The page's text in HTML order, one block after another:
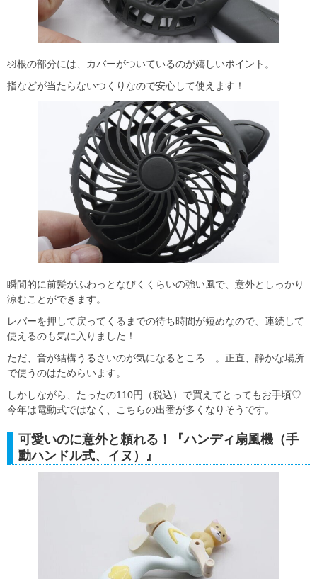
羽根の部分には、カバーがついているのが嬉しいポイント。
指などが当たらないつくりなので安心して使えます！
瞬間的に前髪がふわっとなびくくらいの強い風で、意外としっかり
涼むことができます。
レバーを押して戻ってくるまでの待ち時間が短めなので、連続して
使えるのも気に入りました！
ただ、音が結構うるさいのが気になるところ…。正直、静かな場所
で使うのはためらいます。
しかしながら、たったの110円（税込）で買えてとってもお手頃♡
今年は電動式ではなく、こちらの出番が多くなりそうです。
可愛いのに意外と頼れる！『ハンディ扇風機（手
動ハンドル式、イヌ）』